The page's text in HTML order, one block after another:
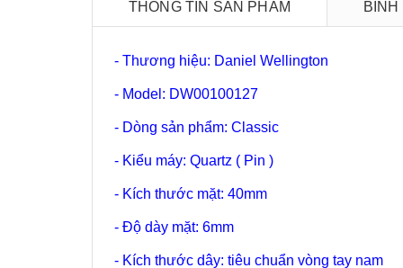
THÔNG TIN SẢN PHẨM
- Thương hiệu: Daniel Wellington
- Model: DW00100127
- Dòng sản phẩm: Classic
- Kiểu máy: Quartz ( Pin )
- Kích thước mặt: 40mm
- Độ dày mặt: 6mm
- Kích thước dây: tiêu chuẩn vòng tay nam